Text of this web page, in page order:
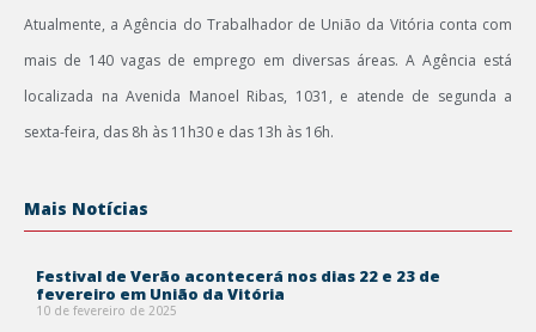
Atualmente, a Agência do Trabalhador de União da Vitória conta com
mais de 140 vagas de emprego em diversas áreas. A Agência está
localizada na Avenida Manoel Ribas, 1031, e atende de segunda a
sexta-feira, das 8h às 11h30 e das 13h às 16h.
Mais Notícias
Festival de Verão acontecerá nos dias 22 e 23 de
fevereiro em União da Vitória
10 de fevereiro de 2025